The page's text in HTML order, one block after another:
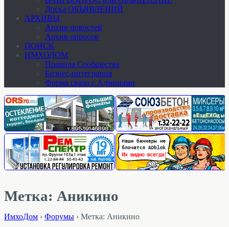
Доска ОБЪЯВЛЕНИЙ
АРХИВЫ
Архив новостей
Архив опросов
ПОИСК
ИМХОДОМ
Правила Сообщества
Бизнес-интеграция
Форма связи с Админами
Метка: Аникино
ИмхоДом › Форумы › Метка: Аникино